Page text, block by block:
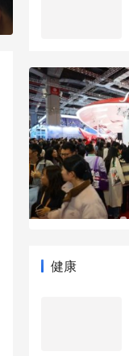
健康